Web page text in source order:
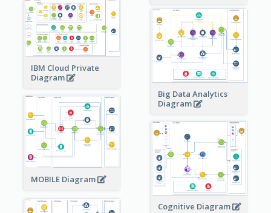
IBM Cloud Private
Diagram
Big Data Analytics
Diagram
MOBILE Diagram
Cognitive Diagram